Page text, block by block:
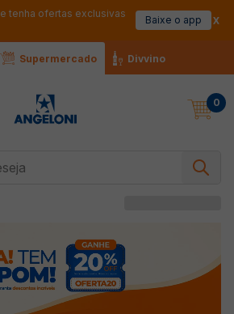
e tenha ofertas exclusivas
Baixe o app
Supermercado Divvino
0